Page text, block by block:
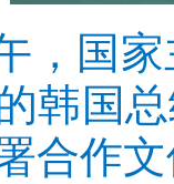
，国
韩国
合作